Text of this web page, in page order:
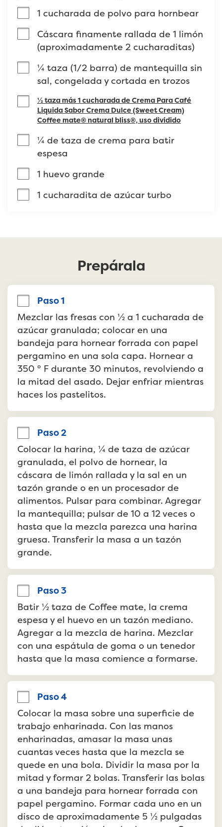
1 cucharada de polvo para hornbear
Cáscara finamente rallada de 1 limón
(aproximadamente 2 cucharaditas)
¼ taza (1/2 barra) de mantequilla sin
sal, congelada y cortada en trozos
½ taza más 1 cucharada de Crema Para Café
Liquida Sabor Crema Dulce (Sweet Cream)
Coffee mate® natural bliss®, uso dividido
¼ de taza de crema para batir
espesa
1 huevo grande
1 cucharadita de azúcar turbo
Prepárala
Paso 1
Mezclar las fresas con ½ a 1 cucharada de
azúcar granulada; colocar en una
bandeja para hornear forrada con papel
pergamino en una sola capa. Hornear a
350 ° F durante 30 minutos, revolviendo a
la mitad del asado. Dejar enfriar mientras
haces los pastelitos.
Paso 2
Colocar la harina, ¼ de taza de azúcar
granulada, el polvo de hornear, la
cáscara de limón rallada y la sal en un
tazón grande o en un procesador de
alimentos. Pulsar para combinar. Agregar
la mantequilla; pulsar de 10 a 12 veces o
hasta que la mezcla parezca una harina
gruesa. Transferir la masa a un tazón
grande.
Paso 3
Batir ½ taza de Coffee mate, la crema
espesa y el huevo en un tazón mediano.
Agregar a la mezcla de harina. Mezclar
con una espátula de goma o un tenedor
hasta que la masa comience a formarse.
Paso 4
Colocar la masa sobre una superficie de
trabajo enharinada. Con las manos
enharinadas, amasar la masa unas
cuantas veces hasta que la mezcla se
quede en una bola. Dividir la masa por la
mitad y formar 2 bolas. Transferir las bolas
a una bandeja para hornear forrada con
papel pergamino. Formar cada uno en un
disco de aproximadamente 5 ½ pulgadas